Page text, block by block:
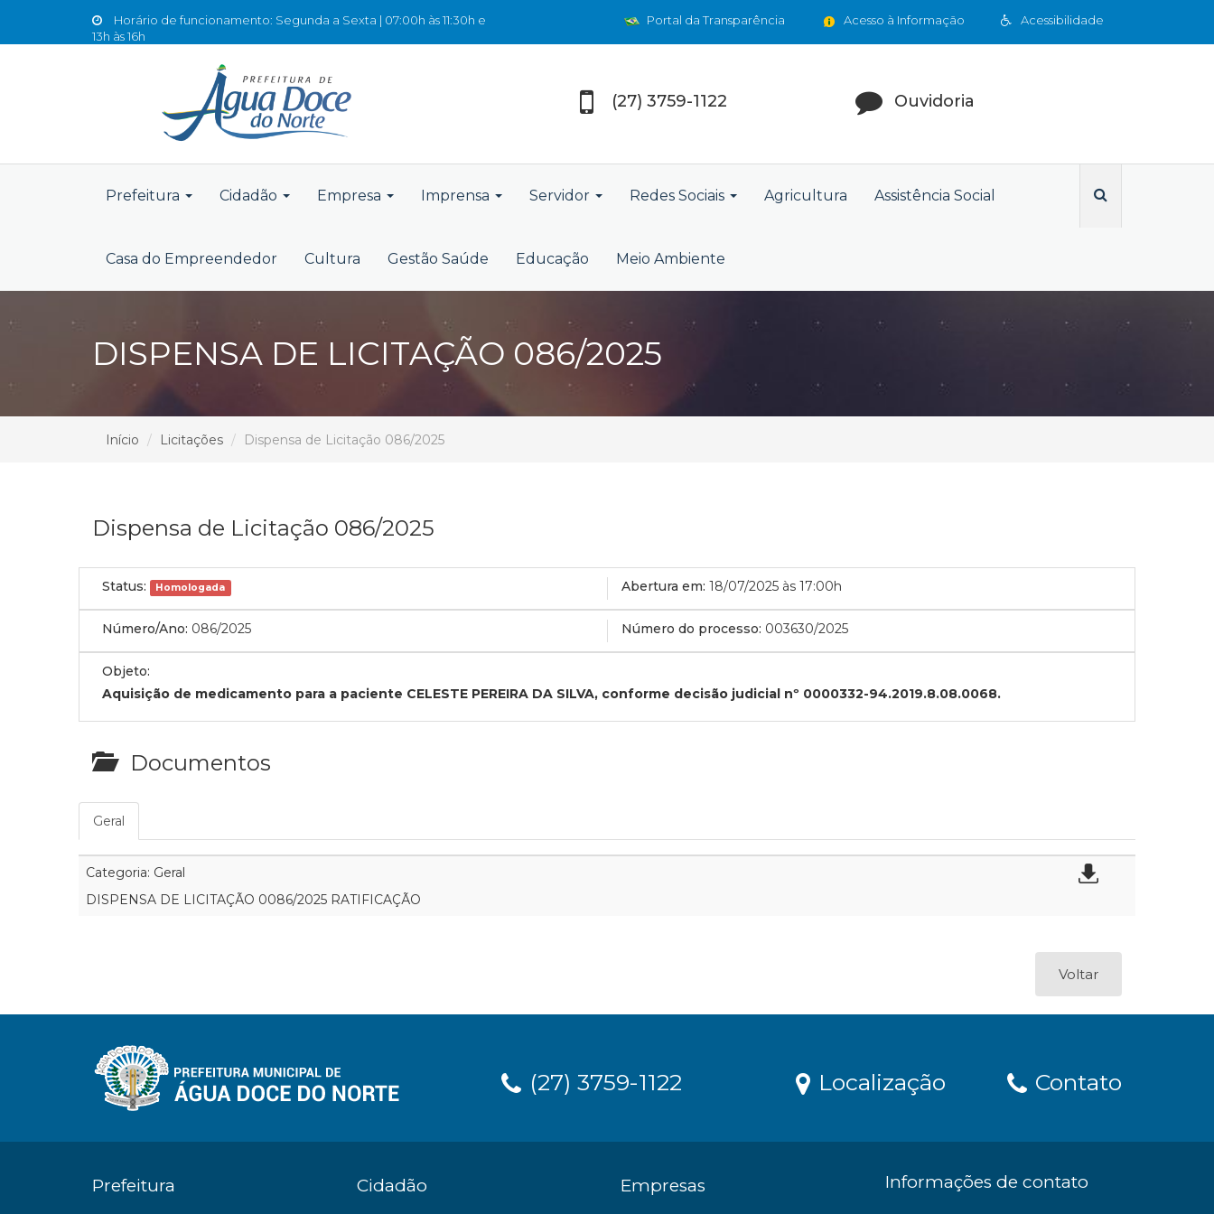
Horário de funcionamento: Segunda a Sexta | 07:00h às 11:30h e
13h às 16h
Acessibilidade
Acesso à Informação
Portal da Transparência
(27) 3759-1122 Ouvidoria
Prefeitura Cidadão Empresa Imprensa Servidor Redes Sociais Agricultura Assistência Social
Casa do Empreendedor Cultura Gestão Saúde Educação Meio Ambiente
DISPENSA DE LICITAÇÃO 086/2025
Início Licitações Dispensa de Licitação 086/2025
Dispensa de Licitação 086/2025
Status: Homologada Abertura em: 18/07/2025 às 17:00h
Número/Ano: 086/2025 Número do processo: 003630/2025
Objeto:
Aquisição de medicamento para a paciente CELESTE PEREIRA DA SILVA, conforme decisão judicial nº 0000332-94.2019.8.08.0068.
Documentos
Geral
Categoria: Geral
DISPENSA DE LICITAÇÃO 0086/2025 RATIFICAÇÃO
Voltar
(27) 3759-1122 Localização Contato
Prefeitura Cidadão Empresas Informações de contato